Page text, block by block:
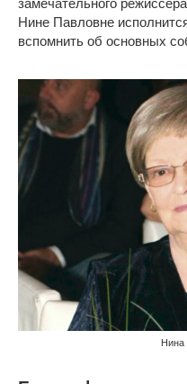
Нине Павловне
вспомнить об основных
Нина